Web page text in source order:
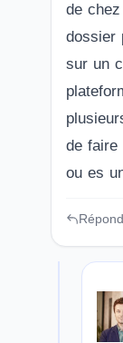
de
dossier
sur un
de faire
ou es